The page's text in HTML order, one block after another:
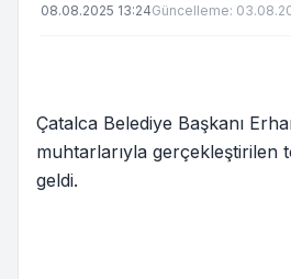
08.08.2025 13:24Güncelleme:
Çatalca Belediye Başkanı
muhtarlarıyla gerçekleştirilen
geldi.